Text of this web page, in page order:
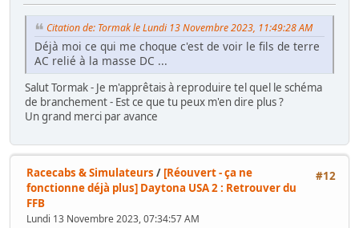
Citation de: Tormak le Lundi 13 Novembre 2023, 11:49:28 AM
Déjà moi ce qui me choque c'est de voir le fils de terre
AC relié à la masse DC ...
Salut Tormak - Je m'apprêtais à reproduire tel quel le schéma
de branchement - Est ce que tu peux m'en dire plus ?
Un grand merci par avance
#12
Racecabs & Simulateurs / [Réouvert - ça ne
fonctionne déjà plus] Daytona USA 2 : Retrouver du
FFB
Lundi 13 Novembre 2023, 07:34:57 AM